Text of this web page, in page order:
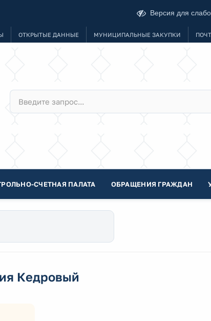
Версия для
ОТКРЫТЫЕ ДАННЫЕ МУНИЦИПАЛЬНЫЕ ЗАКУПКИ
СЧЕТНАЯ ПАЛАТА ОБРАЩЕНИЯ ГРАЖДАН
Кедровый